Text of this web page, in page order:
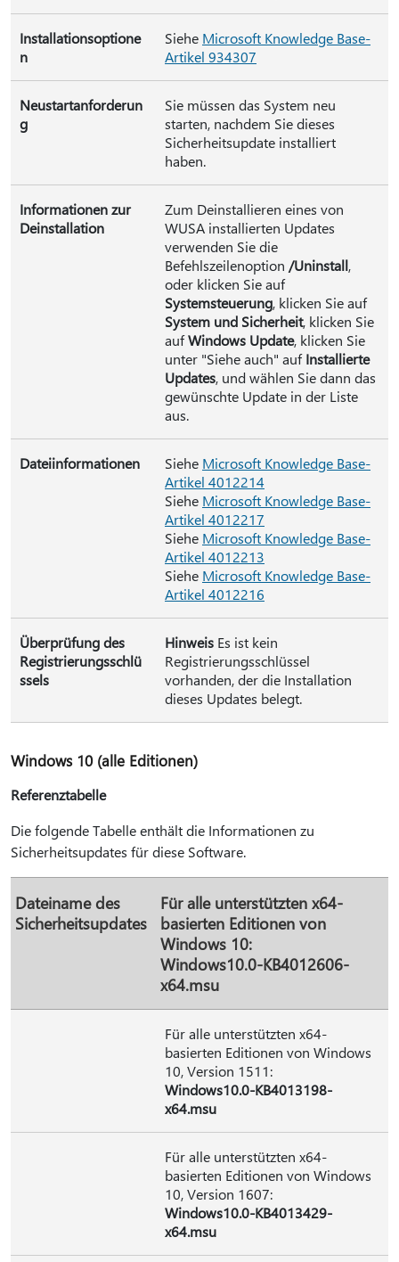
Installationsoptione
n
Siehe Microsoft Knowledge Base-
Artikel 934307
Neustartanforderun
g
Sie müssen das System neu
starten, nachdem Sie dieses
Sicherheitsupdate installiert
haben.
Informationen zur
Deinstallation
Zum Deinstallieren eines von
WUSA installierten Updates
verwenden Sie die
Befehlszeilenoption /Uninstall,
oder klicken Sie auf
Systemsteuerung, klicken Sie auf
System und Sicherheit, klicken Sie
aufWindows Update, klicken Sie
unter "Siehe auch" aufInstallierte
Updates, und wählen Sie dann das
gewünschte Update in der Liste
aus.
Dateiinformationen Siehe Microsoft Knowledge Base-
Artikel 4012214
Siehe Microsoft Knowledge Base-
Artikel 4012217
Siehe Microsoft Knowledge Base-
Artikel 4012213
Siehe Microsoft Knowledge Base-
Artikel 4012216
Überprüfung des
Registrierungsschlü
ssels
Hinweis Es ist kein
Registrierungsschlüssel
vorhanden, der die Installation
dieses Updates belegt.
Windows 10 (alle Editionen)
Referenztabelle
Die folgende Tabelle enthält die Informationen zu
Sicherheitsupdates für diese Software.
Dateiname des
Sicherheitsupdates
Für alle unterstützten x64-
basierten Editionen von
Windows 10:
Windows10.0-KB4012606-
x64.msu
Für alle unterstützten x64-
basierten Editionen von Windows
10, Version 1511:
Windows10.0-KB4013198-
x64.msu
Für alle unterstützten x64-
basierten Editionen von Windows
10, Version 1607:
Windows10.0-KB4013429-
x64.msu